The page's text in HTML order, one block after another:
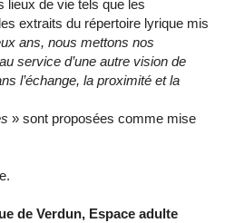
lieux de vie tels que les
extraits du répertoire lyrique mis
ans, nous mettons nos
service d’une autre vision de
l’échange, la proximité et la
» sont proposées comme mise
de Verdun, Espace adulte